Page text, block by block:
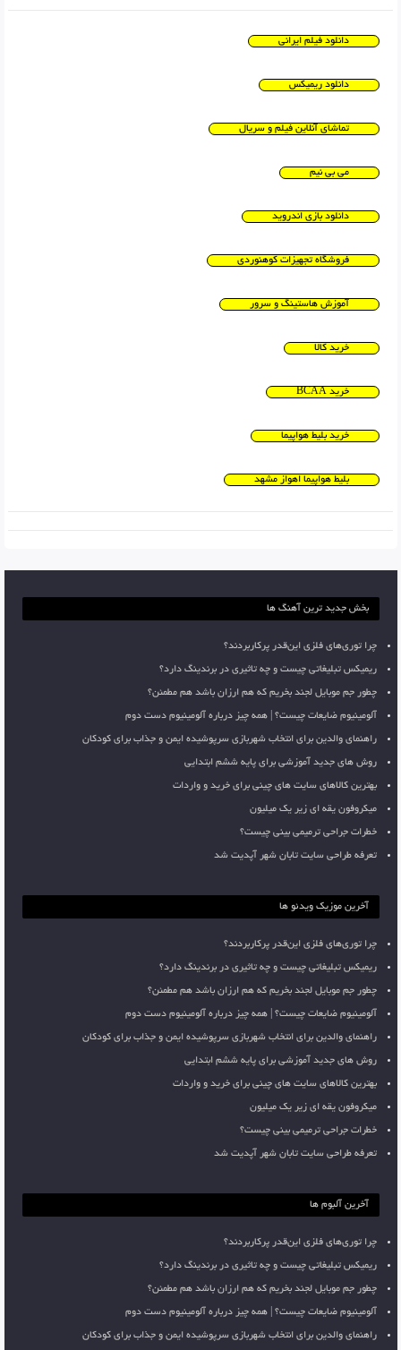
دانلود فیلم ایرانی
دانلود ریمیکس
تماشای آنلاین فیلم و سریال
می بی نیم
دانلود بازی اندروید
فروشگاه تجهیزات کوهنوردی
آموزش هاستینگ و سرور
خرید کالا
خرید BCAA
خرید بلیط هواپیما
بلیط هواپیما اهواز مشهد
بخش جدید ترین آهنگ ها
چرا توری‌های فلزی این‌قدر پرکاربردند؟
ریمیکس تبلیغاتی چیست و چه تاثیری در برندینگ دارد؟
چطور جم موبایل لجند بخریم که هم ارزان باشد هم مطمئن؟
آلومینیوم ضایعات چیست؟ | همه چیز درباره آلومینیوم دست دوم
راهنمای والدین برای انتخاب شهربازی سرپوشیده ایمن و جذاب برای کودکان
روش های جدید آموزشی برای پایه ششم ابتدایی
بهترین کالاهای سایت های چینی برای خرید و واردات
میکروفون یقه ای زیر یک میلیون
خطرات جراحی ترمیمی بینی چیست؟
تعرفه طراحی سایت تابان شهر آپدیت شد
آخرین موزیک ویدئو ها
چرا توری‌های فلزی این‌قدر پرکاربردند؟
ریمیکس تبلیغاتی چیست و چه تاثیری در برندینگ دارد؟
چطور جم موبایل لجند بخریم که هم ارزان باشد هم مطمئن؟
آلومینیوم ضایعات چیست؟ | همه چیز درباره آلومینیوم دست دوم
راهنمای والدین برای انتخاب شهربازی سرپوشیده ایمن و جذاب برای کودکان
روش های جدید آموزشی برای پایه ششم ابتدایی
بهترین کالاهای سایت های چینی برای خرید و واردات
میکروفون یقه ای زیر یک میلیون
خطرات جراحی ترمیمی بینی چیست؟
تعرفه طراحی سایت تابان شهر آپدیت شد
آخرین آلبوم ها
چرا توری‌های فلزی این‌قدر پرکاربردند؟
ریمیکس تبلیغاتی چیست و چه تاثیری در برندینگ دارد؟
چطور جم موبایل لجند بخریم که هم ارزان باشد هم مطمئن؟
آلومینیوم ضایعات چیست؟ | همه چیز درباره آلومینیوم دست دوم
راهنمای والدین برای انتخاب شهربازی سرپوشیده ایمن و جذاب برای کودکان